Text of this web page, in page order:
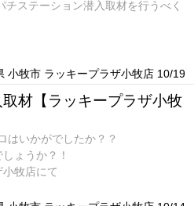
ステーション潜入取材を行うべく
小牧市 ラッキープラザ小牧店 10/19
材【ラッキープラザ小牧
はいかがでしたか？？
ょうか？！
牧店にて